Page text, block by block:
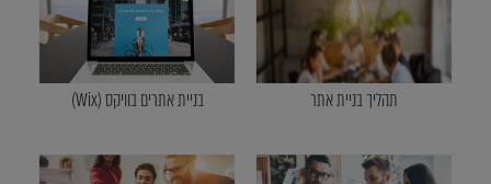
תהליך בניית אתר בניית אתרים בוויקס (Wix)